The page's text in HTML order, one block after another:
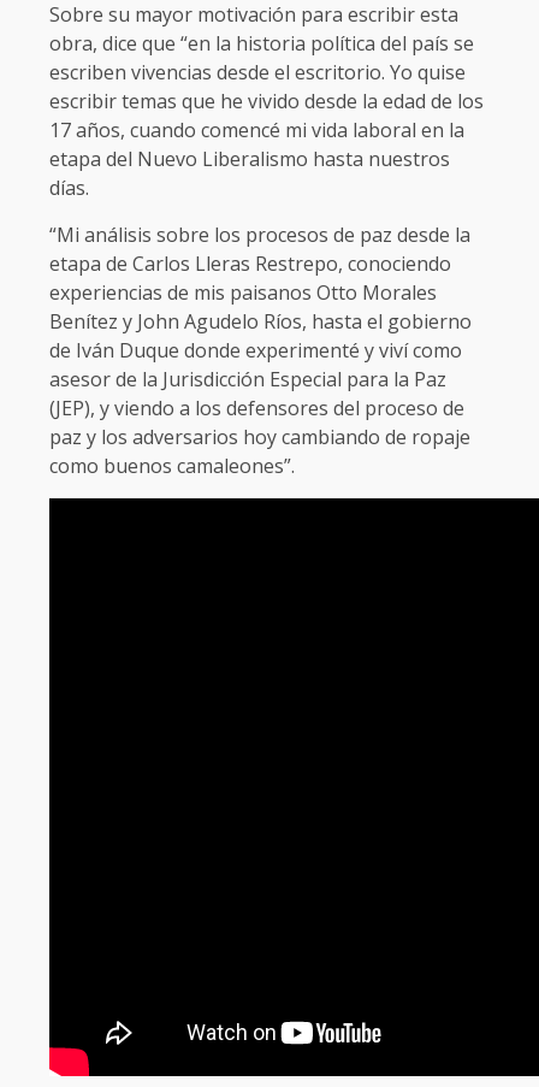
Sobre su mayor motivación para escribir esta
obra, dice que “en la historia política del país se
escriben vivencias desde el escritorio. Yo quise
escribir temas que he vivido desde la edad de los
17 años, cuando comencé mi vida laboral en la
etapa del Nuevo Liberalismo hasta nuestros
días.
“Mi análisis sobre los procesos de paz desde la
etapa de Carlos Lleras Restrepo, conociendo
experiencias de mis paisanos Otto Morales
Benítez y John Agudelo Ríos, hasta el gobierno
de Iván Duque donde experimenté y viví como
asesor de la Jurisdicción Especial para la Paz
(JEP), y viendo a los defensores del proceso de
paz y los adversarios hoy cambiando de ropaje
como buenos camaleones”.